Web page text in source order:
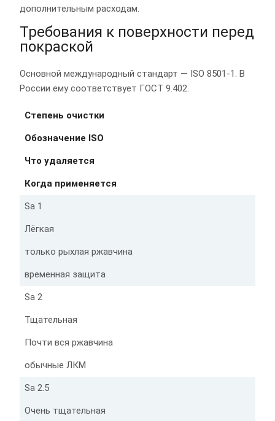
дополнительным расходам.
Требования к поверхности перед
покраской
Основной международный стандарт — ISO 8501-1. В
России ему соответствует ГОСТ 9.402.
Степень очистки
Обозначение ISO
Что удаляется
Когда применяется
Sa 1
Лёгкая
только рыхлая ржавчина
временная защита
Sa 2
Тщательная
Почти вся ржавчина
обычные ЛКМ
Sa 2.5
Очень тщательная